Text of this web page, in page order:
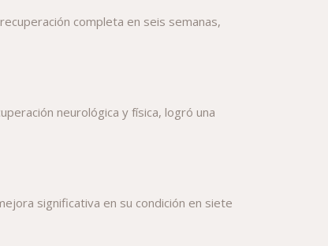
completa en seis semanas,
neurológica y física, logró una
significativa en su condición en siete